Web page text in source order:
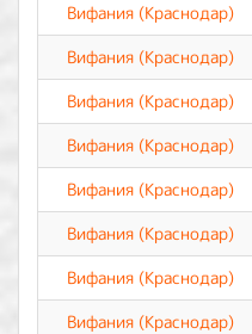
Вифания (Краснодар)
Вифания (Краснодар)
Вифания (Краснодар)
Вифания (Краснодар)
Вифания (Краснодар)
Вифания (Краснодар)
Вифания (Краснодар)
Вифания (Краснодар)